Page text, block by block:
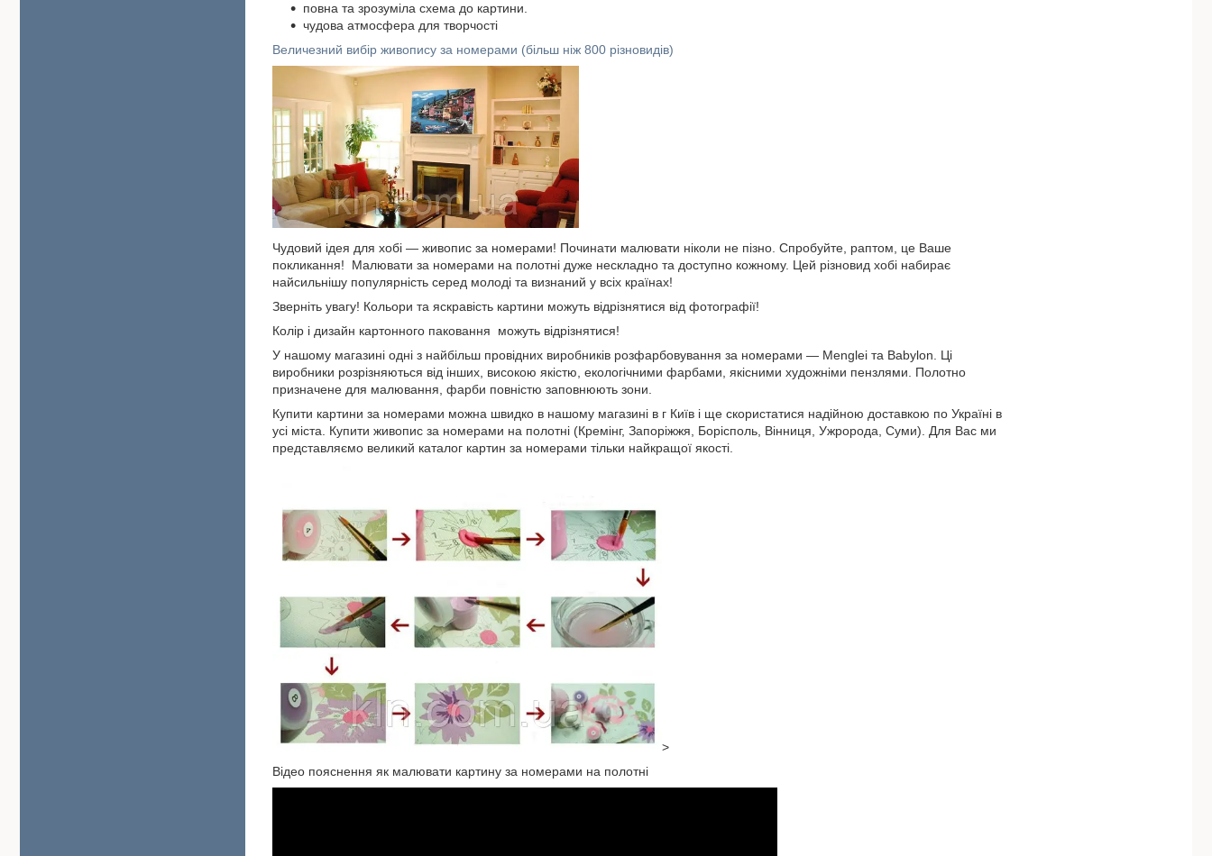
повна та зрозуміла схема до картини.
чудова атмосфера для творчості
Величезний вибір живопису за номерами (більш ніж 800 різновидів)
Чудовий ідея для хобі — живопис за номерами! Починати малювати ніколи не пізно. Спробуйте, раптом, це Ваше
покликання! Малювати за номерами на полотні дуже нескладно та доступно кожному. Цей різновид хобі набирає
найсильнішу популярність серед молоді та визнаний у всіх країнах!
Зверніть увагу! Кольори та яскравість картини можуть відрізнятися від фотографії!
Колір і дизайн картонного паковання можуть відрізнятися!
У нашому магазині одні з найбільш провідних виробників розфарбовування за номерами — Menglei та Babylon. Ці
виробники розрізняються від інших, високою якістю, екологічними фарбами, якісними художніми пензлями. Полотно
призначене для малювання, фарби повністю заповнюють зони.
Купити картини за номерами можна швидко в нашому магазині в г Київ і ще скористатися надійною доставкою по Україні в
усі міста. Купити живопис за номерами на полотні (Кремінг, Запоріжжя, Борісполь, Вінниця, Ужророда, Суми). Для Вас ми
представляємо великий каталог картин за номерами тільки найкращої якості.
>
Відео пояснення як малювати картину за номерами на полотні